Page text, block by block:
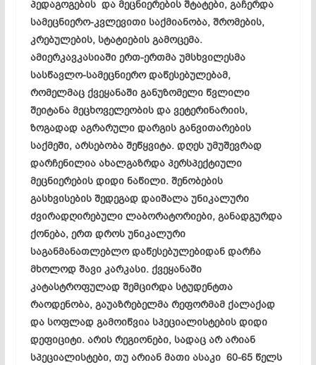
პედაგოგების და მეცნიერების შტატები, გაჩერდა
სამეცნიერო-კვლევითი საქმიანობა, შრომების,
კრებულების, სტატიების გამოცემა.
ამიერკავკასიაში ერთ-ერთმა უმსხვილესმა
სასწავლო-სამეცნიერო დაწესებულებამ,
რომელმაც ქვეყანაში განუზომელი წვლილი
შეიტანა მეცხოველეობის და ვეტერინარიის,
ზოგადად აგრარული დარგის განვითარების
საქმეში, არსებობა შეწყვიტა. დღეს უმუშევრად
დარჩენილია ახალგაზრდა პერსპექტიული
მეცნიერების დიდი ნაწილი. შენობების
გასხვისების შედეგად დაიშალა უნიკალური
ძვირადღირებული ლაბორატორიები, განადგურდა
ქონება, ერთ დროს უნიკალური
საგანმანათლებლო დაწესებულებიდან დარჩა
მხოლოდ შავი კარკასი. ქვეყანაში
კატასტროფულად შემცირდა სტუდენტთა
რაოდენობა, გაუაზრებელმა რეფორმამ ქალაქად
და სოფლად გამოიწვია სპეციალისტების დიდი
დეფიციტი. არის რეგიონები, სადაც არ არიან
სპეციალისტები, თუ არიან მათი ასაკი 60-65 წელს